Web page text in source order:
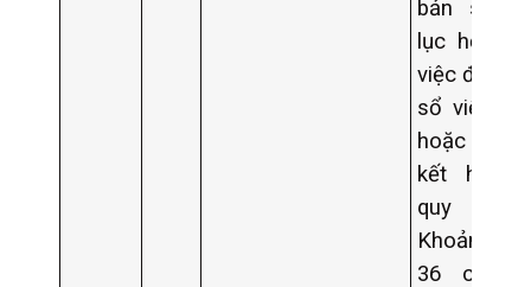
bản sao
lục hộ
việc đã ghi
sổ việc ly
hoặc hủy
kết hôn
quy định
Khoản 2
36 của